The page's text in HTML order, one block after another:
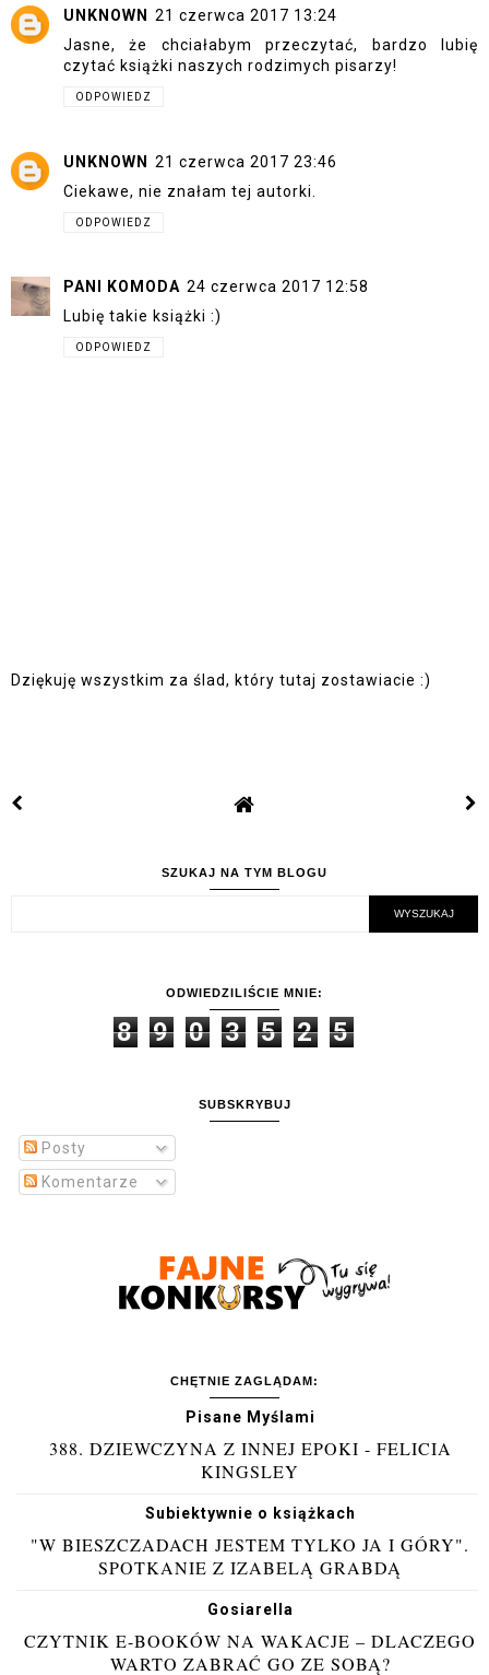
UNKNOWN
21 czerwca 2017 13:24
Jasne, że chciałabym przeczytać, bardzo lubię
czytać książki naszych rodzimych pisarzy!
ODPOWIEDZ
UNKNOWN
21 czerwca 2017 23:46
Ciekawe, nie znałam tej autorki.
ODPOWIEDZ
PANI KOMODA 24 czerwca 2017 12:58
Lubię takie książki :)
ODPOWIEDZ
Dziękuję wszystkim za ślad, który tutaj zostawiacie :)
SZUKAJ NA TYM BLOGU
ODWIEDZILIŚCIE MNIE:
8 9 0 3 5 2 5
SUBSKRYBUJ
Posty
Komentarze
CHĘTNIE ZAGLĄDAM:
Pisane Myślami
388. DZIEWCZYNA Z INNEJ EPOKI - FELICIA
KINGSLEY
Subiektywnie o książkach
"W BIESZCZADACH JESTEM TYLKO JA I GÓRY".
SPOTKANIE Z IZABELĄ GRABDĄ
Gosiarella
CZYTNIK E-BOOKÓW NA WAKACJE – DLACZEGO
WARTO ZABRAĆ GO ZE SOBĄ?